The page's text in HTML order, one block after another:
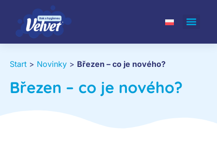
Start > Novinky > Březen – co je nového?
Březen – co je nového?